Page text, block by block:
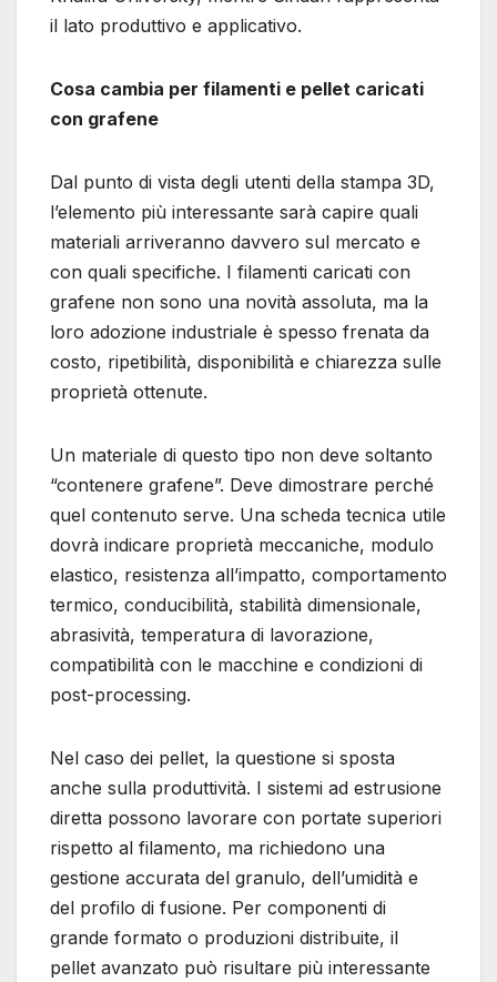
il lato produttivo e applicativo.
Cosa cambia per filamenti e pellet caricati
con grafene
Dal punto di vista degli utenti della stampa 3D,
l’elemento più interessante sarà capire quali
materiali arriveranno davvero sul mercato e
con quali specifiche. I filamenti caricati con
grafene non sono una novità assoluta, ma la
loro adozione industriale è spesso frenata da
costo, ripetibilità, disponibilità e chiarezza sulle
proprietà ottenute.
Un materiale di questo tipo non deve soltanto
“contenere grafene”. Deve dimostrare perché
quel contenuto serve. Una scheda tecnica utile
dovrà indicare proprietà meccaniche, modulo
elastico, resistenza all’impatto, comportamento
termico, conducibilità, stabilità dimensionale,
abrasività, temperatura di lavorazione,
compatibilità con le macchine e condizioni di
post-processing.
Nel caso dei pellet, la questione si sposta
anche sulla produttività. I sistemi ad estrusione
diretta possono lavorare con portate superiori
rispetto al filamento, ma richiedono una
gestione accurata del granulo, dell’umidità e
del profilo di fusione. Per componenti di
grande formato o produzioni distribuite, il
pellet avanzato può risultare più interessante